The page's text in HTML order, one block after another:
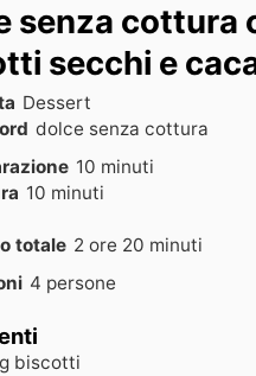
senza cottura
secchi e
Dessert
dolce senza cottura
10 minuti
10 minuti
totale 2 ore 20 minuti
4 persone
g biscotti